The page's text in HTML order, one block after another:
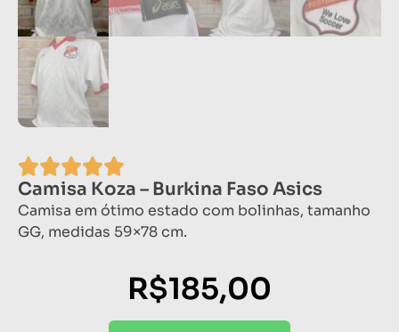
Camisa Koza – Burkina Faso Asics
Camisa em ótimo estado com bolinhas, tamanho
GG, medidas 59×78 cm.
R$185,00